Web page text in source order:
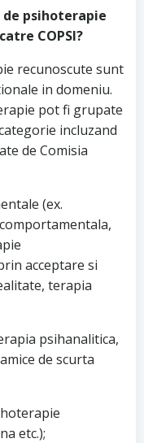
psihoterapie
COPSI?
recunoscute sunt
in domeniu.
pot fi grupate
incluzand
de Comisia
(ex.
acceptare si
terapia
psihanalitica,
de scurta
etc.);